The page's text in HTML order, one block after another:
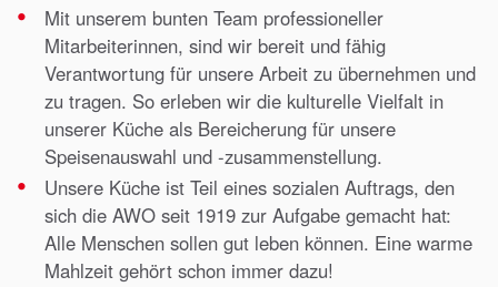
Mit unserem bunten Team professioneller
Mitarbeiterinnen, sind wir bereit und fähig
Verantwortung für unsere Arbeit zu übernehmen und
zu tragen. So erleben wir die kulturelle Vielfalt in
unserer Küche als Bereicherung für unsere
Speisenauswahl und -zusammenstellung.
Unsere Küche ist Teil eines sozialen Auftrags, den
sich die AWO seit 1919 zur Aufgabe gemacht hat:
Alle Menschen sollen gut leben können. Eine warme
Mahlzeit gehört schon immer dazu!